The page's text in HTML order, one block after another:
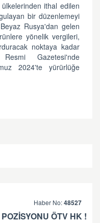
ithal edilen
bir düzenlemeyi
Rusya'dan gelen
yönelik vergileri,
noktaya kadar
Gazetesi'nde
2024'te yürürlüğe
Haber No:48527
ÖTV HK !